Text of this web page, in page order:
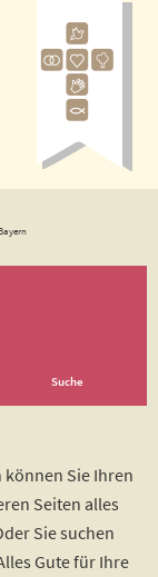
können Sie Ihren
Seiten alles
Sie suchen
Gute für Ihre